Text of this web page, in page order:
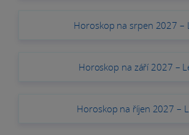
Horoskop na srpen 2027 –
Horoskop na září 2027 –
Horoskop na říjen 2027 –